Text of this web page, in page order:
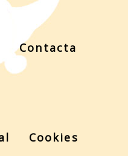
Contacta
Cookies